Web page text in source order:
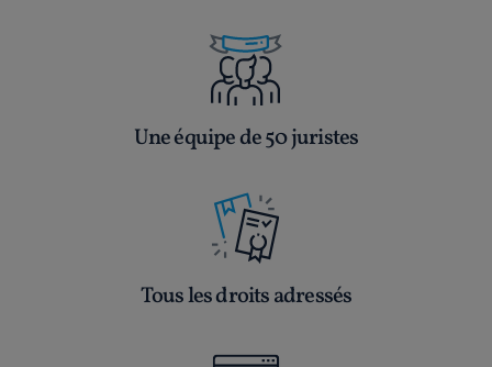
Une équipe de 50 juristes
Tous les droits adressés